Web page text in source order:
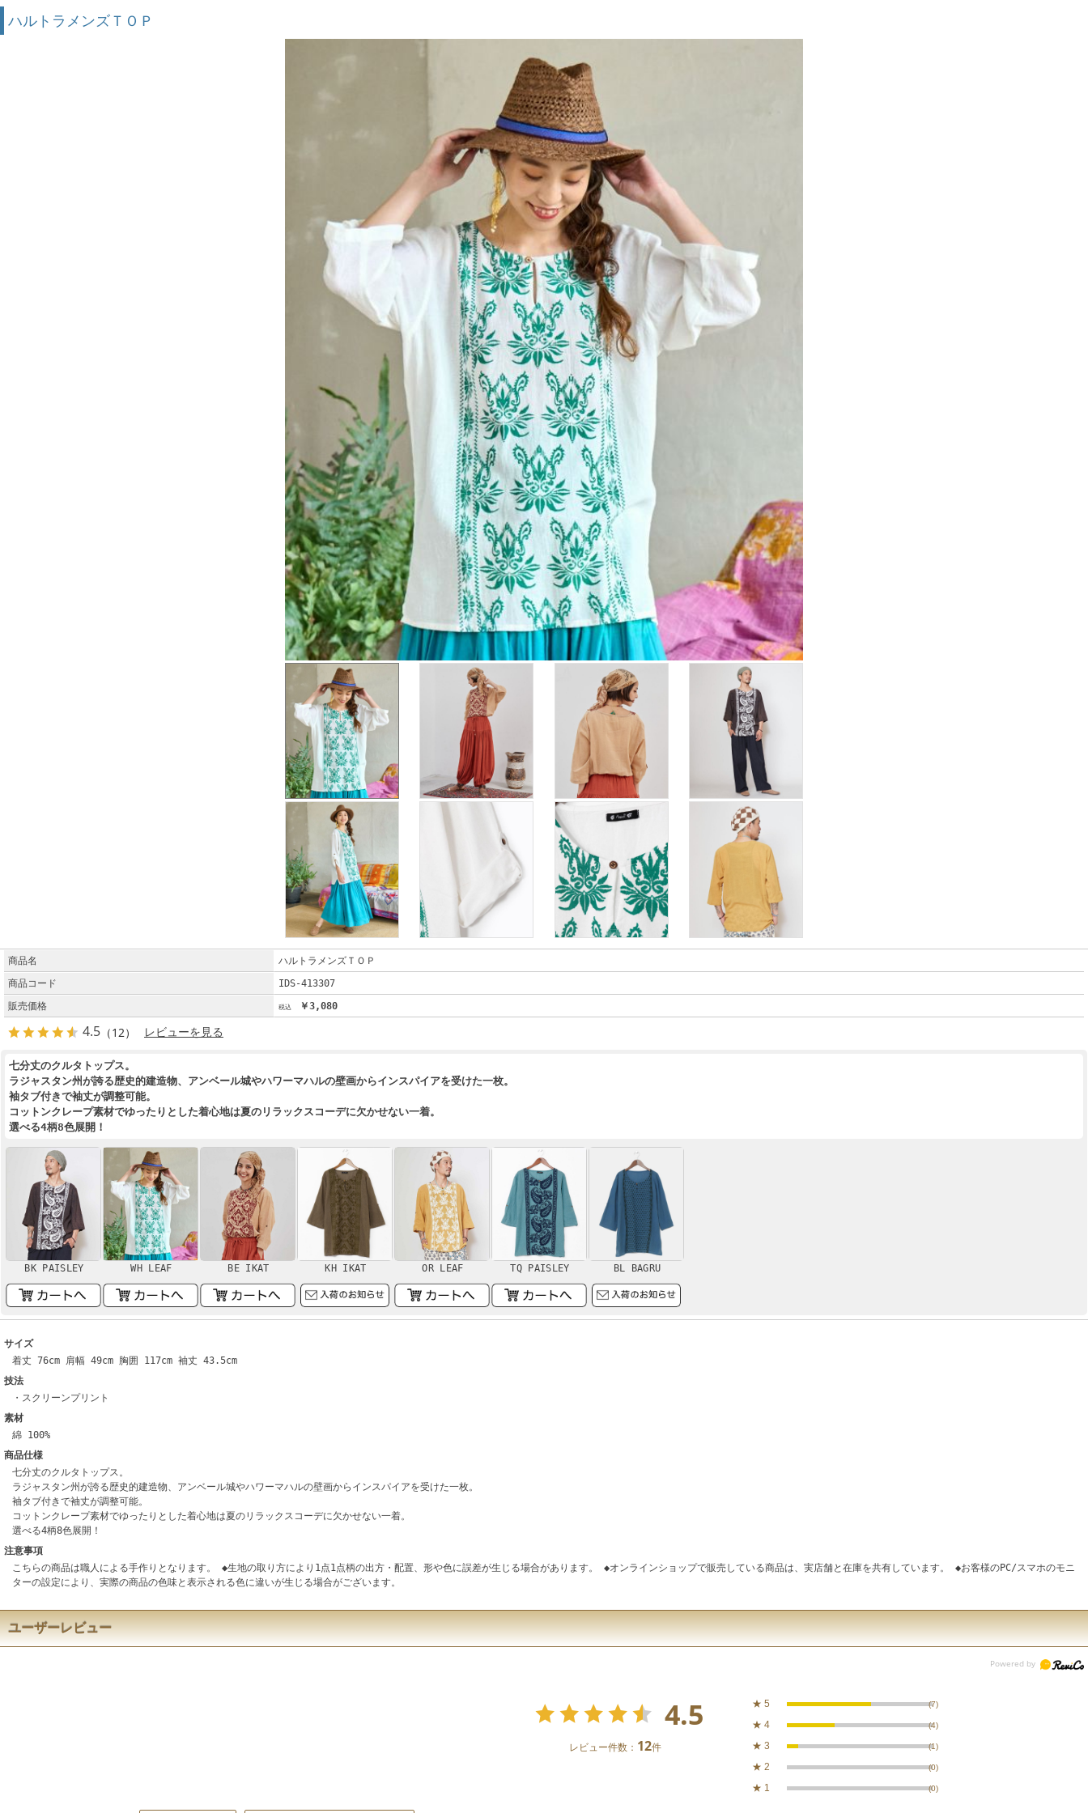
ハルトラメンズＴＯＰ
商品名
ハルトラメンズＴＯＰ
商品コード
IDS-413307
販売価格
￥3,080
4.5 （12） レビューを見る
七分丈のクルタトップス。
ラジャスタン州が誇る歴史的建造物、アンベール城やハワーマハルの壁画からインスパイアを受けた一枚。
袖タブ付きで袖丈が調整可能。
コットンクレープ素材でゆったりとした着心地は夏のリラックスコーデに欠かせない一着。
選べる4柄8色展開！
BK PAISLEY WH LEAF BE IKAT KH IKAT OR LEAF TQ PAISLEY BL BAGRU
サイズ
着丈 76cm 肩幅 49cm 胸囲 117cm 袖丈 43.5cm
技法
・スクリーンプリント
素材
綿 100%
商品仕様
七分丈のクルタトップス。
ラジャスタン州が誇る歴史的建造物、アンベール城やハワーマハルの壁画からインスパイアを受けた一枚。
袖タブ付きで袖丈が調整可能。
コットンクレープ素材でゆったりとした着心地は夏のリラックスコーデに欠かせない一着。
選べる4柄8色展開！
注意事項
こちらの商品は職人による手作りとなります。 ◆生地の取り方により1点1点柄の出方・配置、形や色に誤差が生じる場合があります。 ◆オンラインショップで販売している商品は、実店舗と在庫を共有しています。 ◆お客様のPC/スマホのモニ
ターの設定により、実際の商品の色味と表示される色に違いが生じる場合がございます。
ユーザーレビュー
4.5
レビュー件数： 12件
★ 5 (7)
★ 4 (4)
★ 3 (1)
★ 2 (0)
★ 1 (0)